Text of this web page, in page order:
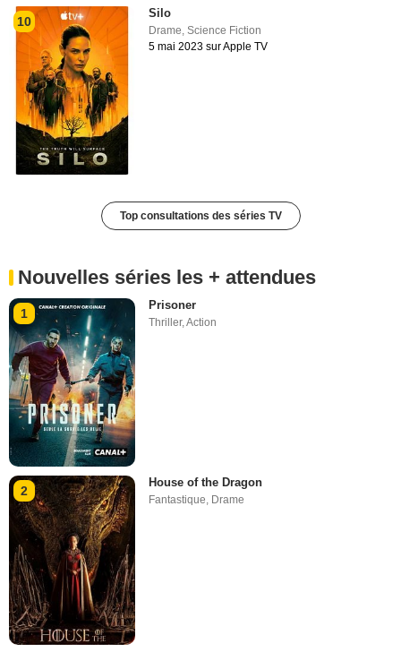
10
Silo
Drame ,Science Fiction
5 mai 2023 sur Apple TV
Top consultations des séries TV
Nouvelles séries les + attendues
1
Prisoner
Thriller,Action
2
House of the Dragon
Fantastique, Drame